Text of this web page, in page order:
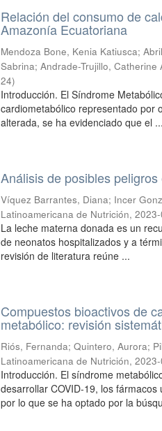
Relación del consumo de
Amazonía Ecuatoriana
Mendoza Bone, Kenia Katiusca;
Sabrina;Andrade-Trujillo, Catherine
24)
Introducción. El Síndrome
cardiometabólico representado por
alterada, se ha evidenciado que el ...
Análisis de posibles
Víquez Barrantes, Diana; Incer
Latinoamericana de Nutrición,
La leche materna donada es un
de neonatos hospitalizados y a
revisión de literatura reúne ...
Compuestos bioactivos de
metabólico: revisión
Riós, Fernanda;Quintero, Aurora;
Latinoamericana de Nutrición,
Introducción. El síndrome
desarrollar COVID-19, los
por lo que se ha optado por la